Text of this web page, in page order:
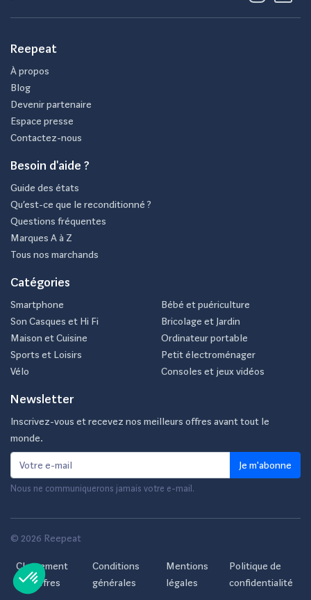
Reepeat
À propos
Blog
Devenir partenaire
Espace presse
Contactez-nous
Besoin d'aide ?
Guide des états
Qu’est-ce que le reconditionné ?
Questions fréquentes
Marques A à Z
Tous nos marchands
Catégories
Smartphone
Son Casques et Hi Fi
Maison et Cuisine
Sports et Loisirs
Vélo
Bébé et puériculture
Bricolage et Jardin
Ordinateur portable
Petit électroménager
Consoles et jeux vidéos
Newsletter
Inscrivez-vous et recevez nos meilleurs offres avant tout le
monde.
Je m'abonne
Nous ne communiquerons jamais votre e-mail.
© 2026 Reepeat
Classement
des offres
Conditions
générales
Mentions
légales
Politique de
confidentialité